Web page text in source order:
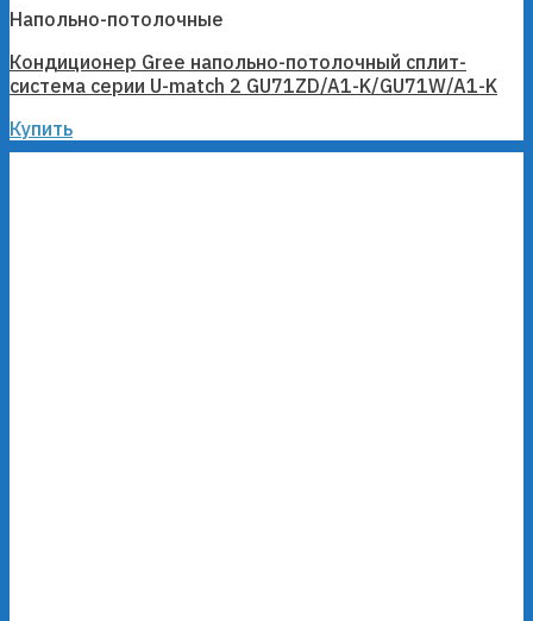
Напольно-потолочные
Кондиционер Gree напольно-потолочный сплит-
система серии U-match 2 GU71ZD/A1-K/GU71W/A1-K
Купить